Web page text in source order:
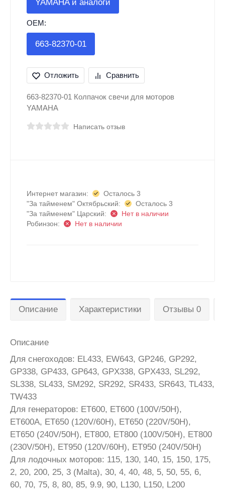
YAMAHA и аналоги
OEM:
663-82370-01
Отложить Сравнить
663-82370-01 Колпачок свечи для моторов
YAMAHA
Написать отзыв
Интернет магазин:
Осталось 3
"За тайменем" Октябрьский:
Осталось 3
"За тайменем" Царский:
Нет в наличии
Робинзон:
Нет в наличии
Описание Характеристики Отзывы 0
Описание
Для снегоходов: EL433, EW643, GP246, GP292,
GP338, GP433, GP643, GPX338, GPX433, SL292,
SL338, SL433, SM292, SR292, SR433, SR643, TL433,
TW433
Для генераторов: ET600, ET600 (100V/50H),
ET600A, ET650 (120V/60H), ET650 (220V/50H),
ET650 (240V/50H), ET800, ET800 (100V/50H), ET800
(230V/50H), ET950 (120V/60H), ET950 (240V/50H)
Для лодочных моторов: 115, 130, 140, 15, 150, 175,
2, 20, 200, 25, 3 (Malta), 30, 4, 40, 48, 5, 50, 55, 6,
60, 70, 75, 8, 80, 85, 9.9, 90, L130, L150, L200